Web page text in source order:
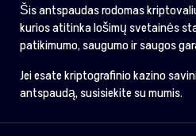
Šis antspaudas rodomas
kurios atitinka lošimų svetainės
patikimumo, saugumo ir saugos
Jei esate kriptografinio kazino
antspaudą, susisiekite su mumis.